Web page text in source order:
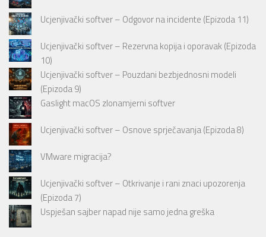
Ucjenjivački softver – Odgovor na incidente (Epizoda 11)
Ucjenjivački softver – Rezervna kopija i oporavak (Epizoda
10)
Ucjenjivački softver – Pouzdani bezbjednosni modeli
(Epizoda 9)
Gaslight macOS zlonamjerni softver
Ucjenjivački softver – Osnove sprječavanja (Epizoda 8)
VMware migracija?
Ucjenjivački softver – Otkrivanje i rani znaci upozorenja
(Epizoda 7)
Uspješan sajber napad nije samo jedna greška